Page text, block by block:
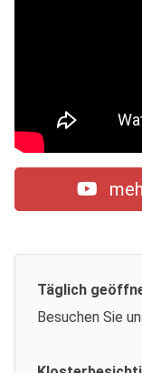
Täglich
Besuchen Sie